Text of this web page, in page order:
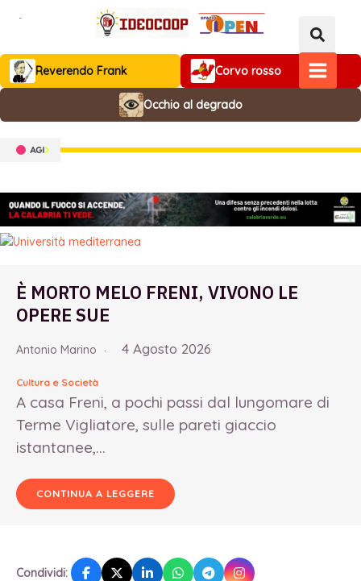
MAIN
Reverendo Frank Corvo rosso
Occhio al degrado
È MORTO MELO FRENI, VIVONO LE
OPERE SUE
Antonio Marino 4 Agosto 2026
Cultura e Società
A casa Freni, a pochi passi dal lungomare di
Terme Vigliatore, sulle pareti giaccio
istantanee,...
CONTINUA A LEGGERE
Condividi: